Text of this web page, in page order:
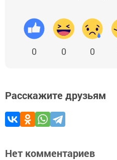
0 0 0
Расскажите друзьям
Нет комментариев